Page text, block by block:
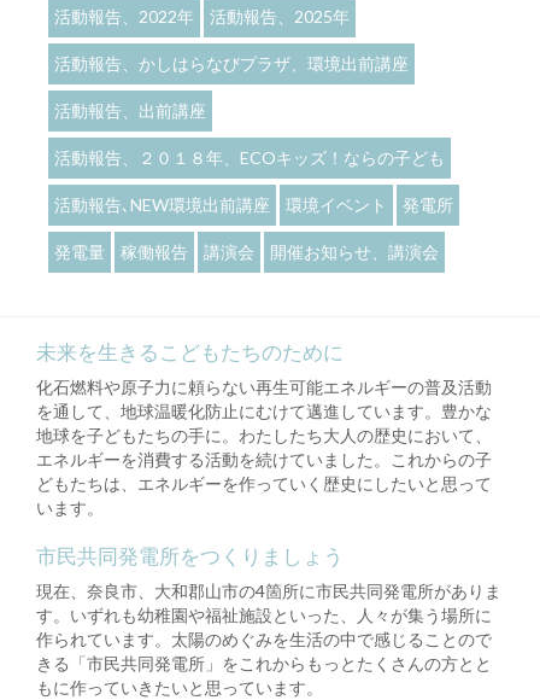
活動報告、2022年 活動報告、2025年
活動報告、かしはらなびプラザ、環境出前講座
活動報告、出前講座
活動報告、２０１８年、ECOキッズ！ならの子ども
活動報告､NEW環境出前講座 環境イベント 発電所
発電量 稼働報告 講演会 開催お知らせ、講演会
未来を生きるこどもたちのために
化石燃料や原子力に頼らない再生可能エネルギーの普及活動
を通して、地球温暖化防止にむけて邁進しています。豊かな
地球を子どもたちの手に。わたしたち大人の歴史において、
エネルギーを消費する活動を続けていました。これからの子
どもたちは、エネルギーを作っていく歴史にしたいと思って
います。
市民共同発電所をつくりましょう
現在、奈良市、大和郡山市の4箇所に市民共同発電所がありま
す。いずれも幼稚園や福祉施設といった、人々が集う場所に
作られています。太陽のめぐみを生活の中で感じることので
きる「市民共同発電所」をこれからもっとたくさんの方とと
もに作っていきたいと思っています。